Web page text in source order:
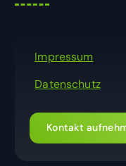
Impressum
Datenschutz
Kontakt